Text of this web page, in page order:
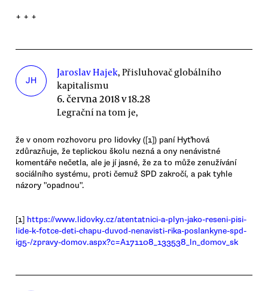
+ + +
JH
Jaroslav Hajek, Přisluhovač globálního
kapitalismu
6. června 2018 v 18.28
Legrační na tom je,
že v onom rozhovoru pro lidovky ([1]) paní Hyťhová
zdůrazňuje, že teplickou školu nezná a ony nenávistné
komentáře nečetla, ale je jí jasné, že za to může zenužívání
sociálního systému, proti čemuž SPD zakročí, a pak tyhle
názory "opadnou".
[1] https://www.lidovky.cz/atentatnici-a-plyn-jako-reseni-pisi-
lide-k-fotce-deti-chapu-duvod-nenavisti-rika-poslankyne-spd-
ig5-/zpravy-domov.aspx?c=A171108_133538_ln_domov_sk